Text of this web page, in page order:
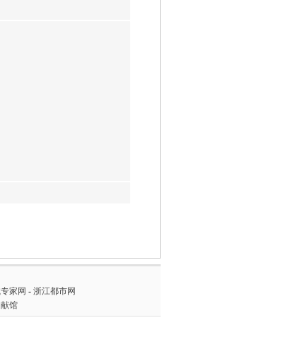
家网 - 浙江都市网
馆